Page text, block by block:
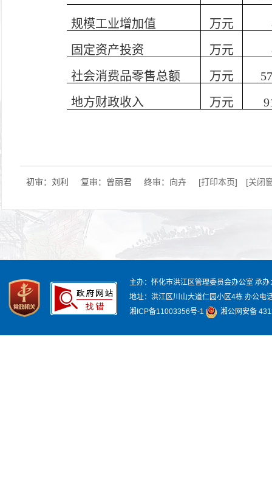
规模工业增加值 万元
固定资产投资
万元
社会消费品零售总额
万元
地方财政收入
万元
初审：刘利 复审：曾丽君 终审：向卉 [打印本页] [关闭
主办：怀化市洪江区管理委员会办公室 承办
地址：洪江区川山大道仁园小区4栋 办公电
湘ICP备11003356号-1
湘公网安备